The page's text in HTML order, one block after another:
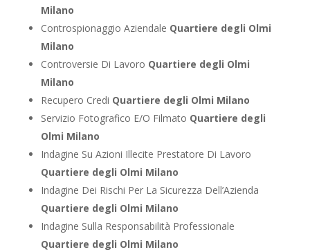
Milano
Controspionaggio Aziendale Quartiere degli Olmi
Milano
Controversie Di Lavoro Quartiere degli Olmi
Milano
Recupero Credi Quartiere degli Olmi Milano
Servizio Fotografico E/O Filmato Quartiere degli
Olmi Milano
Indagine Su Azioni Illecite Prestatore Di Lavoro
Quartiere degli Olmi Milano
Indagine Dei Rischi Per La Sicurezza Dell’Azienda
Quartiere degli Olmi Milano
Indagine Sulla Responsabilità Professionale
Quartiere degli Olmi Milano